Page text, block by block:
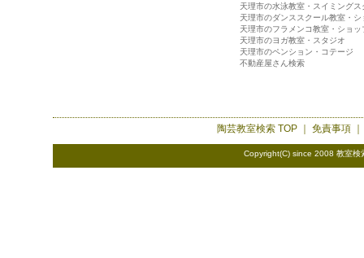
天理市の水泳教室・スイミングス
天理市のダンススクール教室・シ
天理市のフラメンコ教室・ショッ
天理市のヨガ教室・スタジオ
天理市のペンション・コテージ
不動産屋さん検索
陶芸教室検索TOP ｜ 免責事項
Copyright(C) since 2008 教室検